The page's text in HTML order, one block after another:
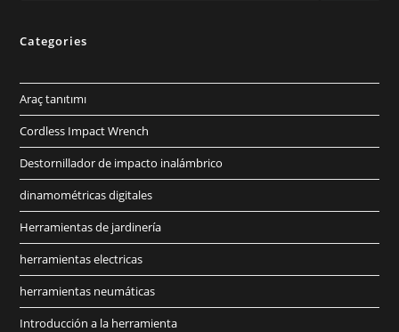
Categories
Araç tanıtımı
Cordless Impact Wrench
Destornillador de impacto inalámbrico
dinamométricas digitales
Herramientas de jardinería
herramientas electricas
herramientas neumáticas
Introducción a la herramienta